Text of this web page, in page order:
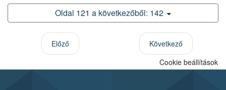
Oldal 121 a következőből: 142
Előző
Következő
Cookie beállítások